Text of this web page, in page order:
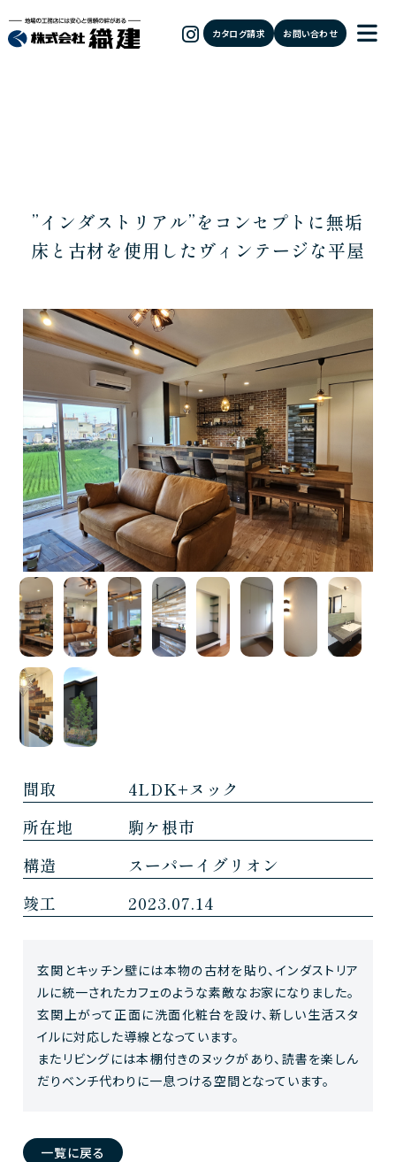
カタログ請求 お問い合わせ
”インダストリアル”をコンセプトに無垢
床と古材を使用したヴィンテージな平屋
間取
4LDK+ヌック
所在地
駒ケ根市
構造
スーパーイグリオン
竣工
2023.07.14
玄関とキッチン壁には本物の古材を貼り、インダストリア
ルに統一されたカフェのような素敵なお家になりました。
玄関上がって正面に洗面化粧台を設け、新しい生活スタ
イルに対応した導線となっています。
またリビングには本棚付きのヌックがあり、読書を楽しん
だりベンチ代わりに一息つける空間となっています。
一覧に戻る